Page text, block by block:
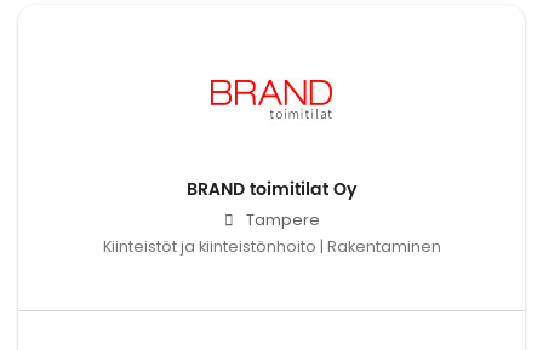
BRAND toimitilat Oy
Tampere
Kiinteistöt ja kiinteistönhoito | Rakentaminen